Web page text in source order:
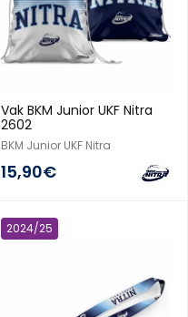
Vak BKM Junior UKF Nitra
2602
BKM Junior UKF Nitra
15,90€
2024/25